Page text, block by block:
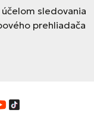
sledovania
prehliadača
TikTok